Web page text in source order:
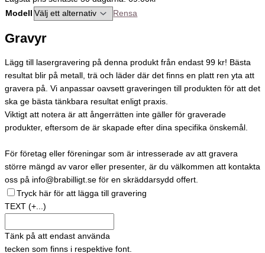
Modell
Rensa
Gravyr
Lägg till lasergravering på denna produkt från endast 99 kr! Bästa
resultat blir på metall, trä och läder där det finns en platt ren yta att
gravera på. Vi anpassar oavsett graveringen till produkten för att det
ska ge bästa tänkbara resultat enligt praxis.
Viktigt att notera är att ångerrätten inte gäller för graverade
produkter, eftersom de är skapade efter dina specifika önskemål.
För företag eller föreningar som är intresserade av att gravera
större mängd av varor eller presenter, är du välkommen att kontakta
oss på info@brabilligt.se för en skräddarsydd offert.
Tryck här för att lägga till gravering
TEXT (+...)
Tänk på att endast använda
tecken som finns i respektive font.